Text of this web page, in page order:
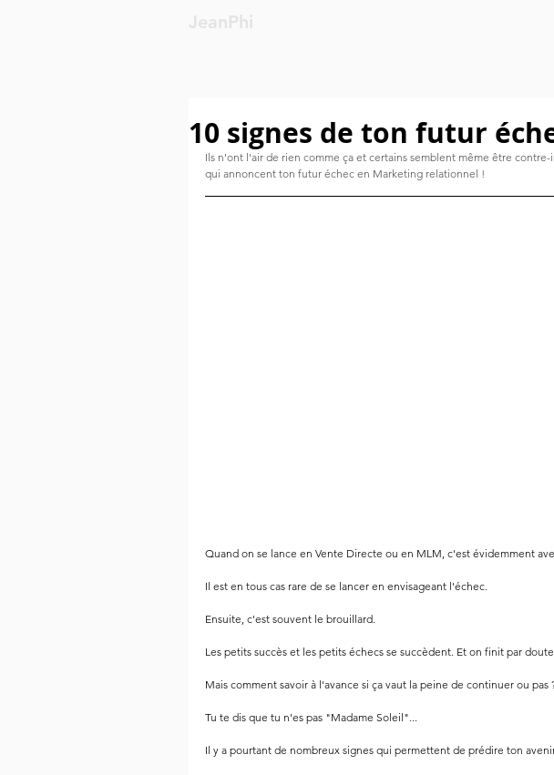
10 signes de ton futur
Ils n'ont l'air de rien comme ça et certains semblent même être
qui annoncent ton futur échec en Marketing relationnel !
Quand on se lance en Vente Directe ou en MLM, c'est évidemment
Il est en tous cas rare de se lancer en envisageant l'échec.
Ensuite, c'est souvent le brouillard.
Les petits succès et les petits échecs se succèdent. Et on finit par
Mais comment savoir à l'avance si ça vaut la peine de continuer ou pas
Tu te dis que tu n'es pas "Madame Soleil"...
Il y a pourtant de nombreux signes qui permettent de prédire ton